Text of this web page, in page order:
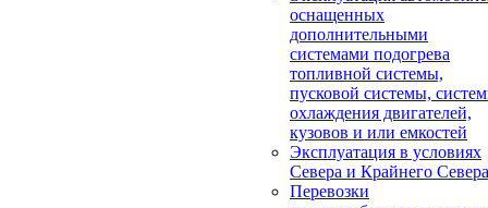
оснащенных
дополнительными
системами подогрева
топливной системы,
пусковой системы,
охлаждения двигателей,
кузовов и или емкостей
Эксплуатация в условиях
Севера и Крайнего Севера
Перевозки